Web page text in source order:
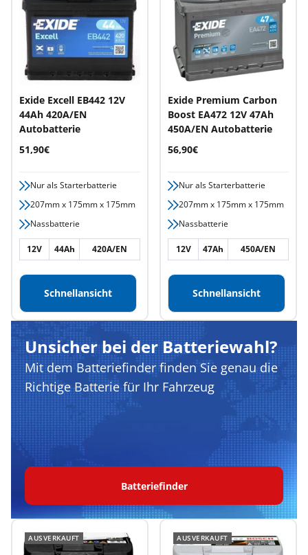
Exide Excell EB442 12V
44Ah 420A/EN
Autobatterie
Angebotspreis
51,90€
Nur als Starterbatterie
207mm x 175mm x 175mm
Nassbatterie
12V 44Ah 420A/EN
Schnellansicht
Exide Premium Carbon
Boost EA472 12V 47Ah
450A/EN Autobatterie
Angebotspreis
56,90€
Nur als Starterbatterie
207mm x 175mm x 175mm
Nassbatterie
12V 47Ah 450A/EN
Schnellansicht
Unsicher bei der Batteriewahl?
Mit dem Batteriefinder finden Sie genau die
Richtige Batterie für Ihr Fahrzeug
Batteriefinder
AUSVERKAUFT AUSVERKAUFT